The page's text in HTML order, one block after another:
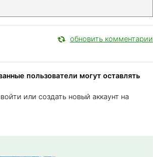
обновить комментарии
пользователи могут оставлять
или создать новый аккаунт на